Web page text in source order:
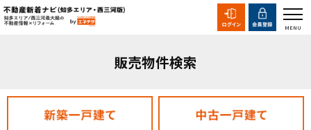
販売物件検索